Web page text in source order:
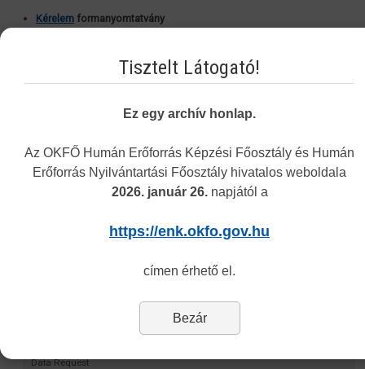
Kérelem formanyomtatvány
Data Request
Tisztelt Látogató!
Ez egy archív honlap.
Az OKFŐ Humán Erőforrás Képzési Főosztály és Humán
Erőforrás Nyilvántartási Főosztály hivatalos weboldala
2026. január 26.napjától a
https://enk.okfo.gov.hu
címen érhető el.
Bezár